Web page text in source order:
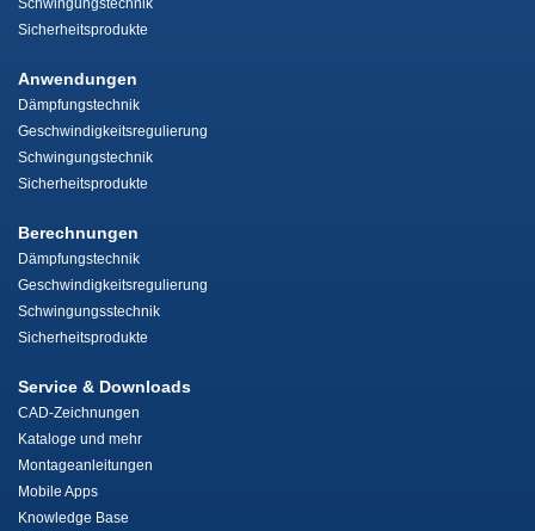
Schwingungstechnik
Sicherheitsprodukte
Anwendungen
Dämpfungstechnik
Geschwindigkeitsregulierung
Schwingungstechnik
Sicherheitsprodukte
Berechnungen
Dämpfungstechnik
Geschwindigkeitsregulierung
Schwingungsstechnik
Sicherheitsprodukte
Service & Downloads
CAD-Zeichnungen
Kataloge und mehr
Montageanleitungen
Mobile Apps
Knowledge Base